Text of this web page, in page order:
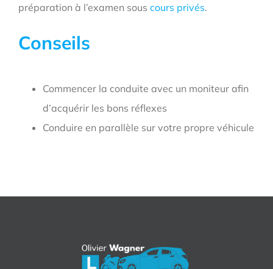
préparation à l’examen sous cours privés.
Conseils
Commencer la conduite avec un moniteur afin
d’acquérir les bons réflexes
Conduire en parallèle sur votre propre véhicule